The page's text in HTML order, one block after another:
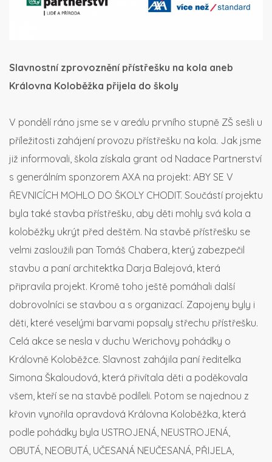
Slavnostní zprovoznění přístřešku na kola aneb
Královna Koloběžka přijela do školy
V pondělí ráno jsme se v areálu prvního stupně ZŠ sešli u
příležitosti zahájení provozu přístřešku na kola. Jak jsme
již informovali, škola získala grant od Nadace Partnerství
s generálním sponzorem AXA na projekt: ABY SE V
ŘEVNICÍCH MOHLO DO ŠKOLY CHODIT. Součástí projektu
byla také stavba přístřešku, aby děti mohly svá kola a
koloběžky ukrýt před deštěm. Na stavbě přístřešku se
velmi zasloužili pan Tomáš Chabera, který zabezpečil
stavbu a paní architektka Darja Balejová, která
připravila projekt. Kromě toho ještě pomáhali další
dobrovolníci se stavbou a s organizací. Zapojeny byly i
děti, které veselými barvami popsaly střechu přístřešku.
Celá akce se nesla v duchu Werichovy pohádky o
Královně Koloběžce. Slavnost zahájila paní ředitelka
Simona Škaloudová, která přivítala děti a poděkovala
všem, kteří se na stavbě podíleli. Potom se najednou z
křovin vynořila opravdová Královna Koloběžka, která
podle pohádky byla USTROJENÁ, NEUSTROJENÁ,
OBUTÁ, NEOBUTÁ, UČESANÁ NEUČESANÁ, PŘIJELA,